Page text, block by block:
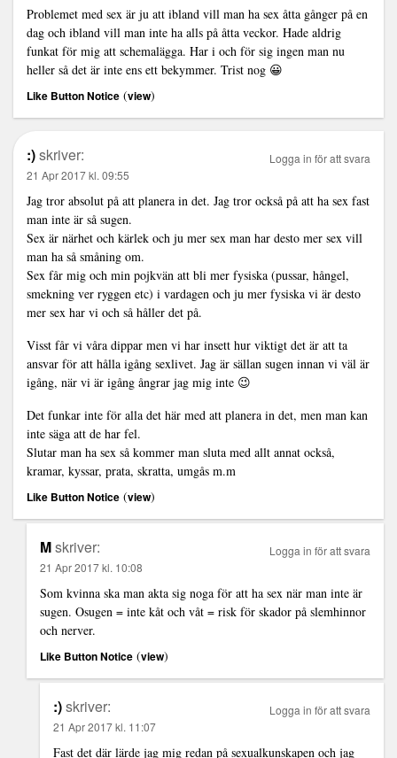
Problemet med sex är ju att ibland vill man ha sex åtta gånger på en
dag och ibland vill man inte ha alls på åtta veckor. Hade aldrig
funkat för mig att schemalägga. Har i och för sig ingen man nu
heller så det är inte ens ett bekymmer. Trist nog 😀
Like Button Notice (view)
:)skriver:
21 Apr 2017 kl. 09:55
Jag tror absolut på att planera in det. Jag tror också på att ha sex fast
man inte är så sugen.
Sex är närhet och kärlek och ju mer sex man har desto mer sex vill
man ha så småning om.
Sex får mig och min pojkvän att bli mer fysiska (pussar, hångel,
smekning ver ryggen etc) i vardagen och ju mer fysiska vi är desto
mer sex har vi och så håller det på.
Visst får vi våra dippar men vi har insett hur viktigt det är att ta
ansvar för att hålla igång sexlivet. Jag är sällan sugen innan vi väl är
igång, när vi är igång ångrar jag mig inte 😉
Det funkar inte för alla det här med att planera in det, men man kan
inte säga att de har fel.
Slutar man ha sex så kommer man sluta med allt annat också,
kramar, kyssar, prata, skratta, umgås m.m
Like Button Notice (view)
Logga in för att svara
Mskriver:
21 Apr 2017 kl. 10:08
Som kvinna ska man akta sig noga för att ha sex när man inte är
sugen. Osugen = inte kåt och våt = risk för skador på slemhinnor
och nerver.
Like Button Notice (view)
Logga in för att svara
:)skriver:
21 Apr 2017 kl. 11:07
Fast det där lärde jag mig redan på sexualkunskapen och jag
Logga in för att svara